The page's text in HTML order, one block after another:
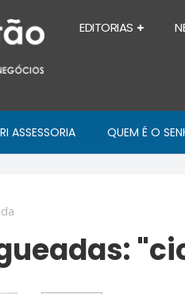
EDITORIAS
ASSESSORIA QUEM É O